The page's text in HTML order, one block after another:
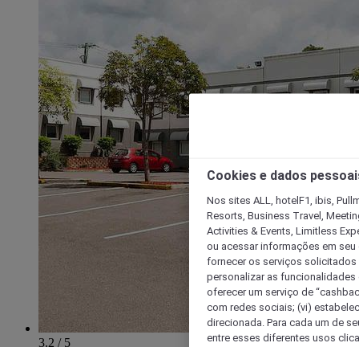
3.2 / 5
Cookies e dados
Nos sites ALL, hotelF1, ibis,
Resorts, Business Travel,
Activities & Events, Limitless
ou acessar informações em
fornecer os serviços solicitados
personalizar as
oferecer um serviço de
com redes sociais; (vi)
direcionada. Para cada um de
entre esses diferentes usos